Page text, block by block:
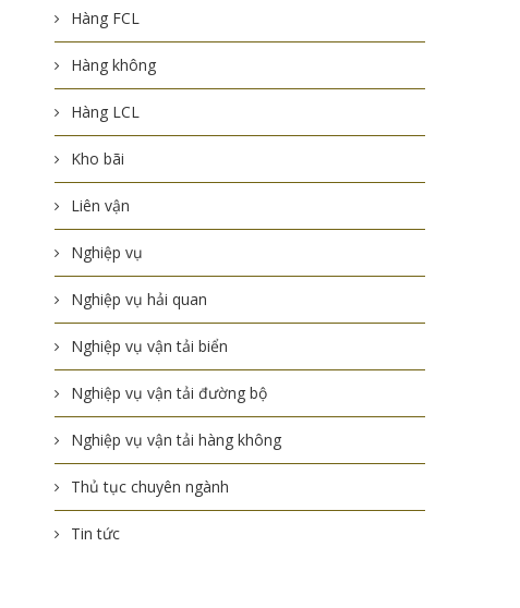
Hàng FCL
Hàng không
Hàng LCL
Kho bãi
Liên vận
Nghiệp vụ
Nghiệp vụ hải quan
Nghiệp vụ vận tải biển
Nghiệp vụ vận tải đường bộ
Nghiệp vụ vận tải hàng không
Thủ tục chuyên ngành
Tin tức